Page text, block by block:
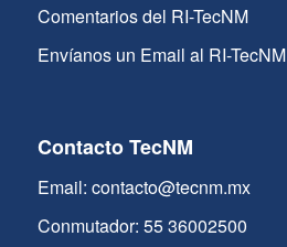
Comentarios del RI-TecNM
Envíanos un Email al RI-TecNM
Contacto TecNM
Email: contacto@tecnm.mx
Conmutador: 55 36002500